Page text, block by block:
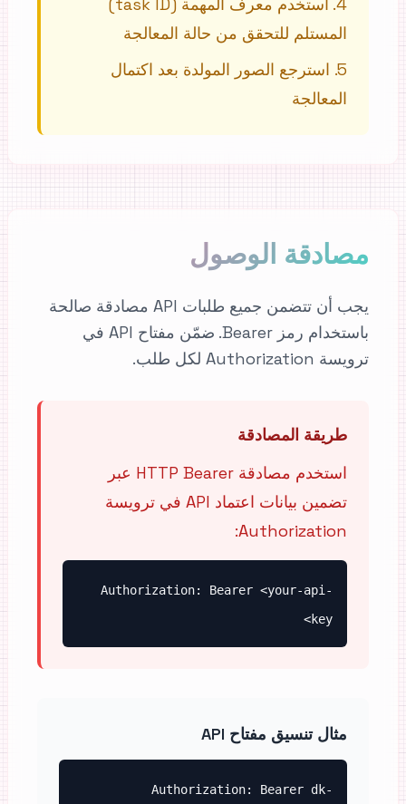
المستلم للتحقق من حالة المعالجة
5
. استرجع الصور المولدة بعد اكتمال
المعالجة
مصادقة الوصول
يجب أن تتضمن جميع طلبات API مصادقة صالحة
باستخدام رمز Bearer. ضمّن مفتاح API في
ترويسة Authorization لكل طلب.
طريقة المصادقة
استخدم مصادقة HTTP Bearer عبر
تضمين بيانات اعتماد API في ترويسة
Authorization:
Authorization: Bearer <your-api-
key>
مثال تنسيق مفتاح API
Authorization: Bearer dk-